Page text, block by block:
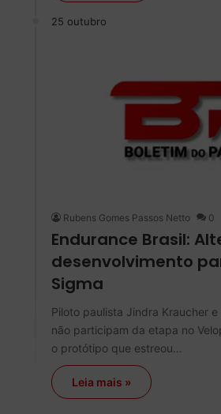
25 outubro
Rubens Gomes Passos Netto 0
Endurance Brasil:
desenvolvimento
Sigma
Piloto paulista Jindra Kraucher
não participam da etapa no
o protótipo que estreou…
Leia mais »